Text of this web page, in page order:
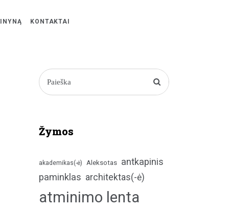
KONTAKTAI
Žymos
akademikas(-ė) Aleksotas antkapinis
paminklas architektas(-ė)
atminimo lenta